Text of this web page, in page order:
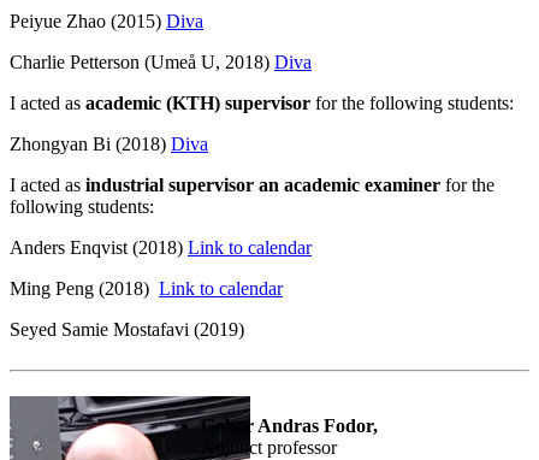
Peiyue Zhao (2015) Diva
Charlie Petterson (Umeå U, 2018) Diva
I acted as academic (KTH) supervisor for the following students:
Zhongyan Bi (2018) Diva
I acted as industrial supervisor an academic examiner for the
following students:
Anders Enqvist (2018) Link to calendar
Ming Peng (2018) Link to calendar
Seyed Samie Mostafavi (2019)
Gabor Andras Fodor,
Adjunct professor